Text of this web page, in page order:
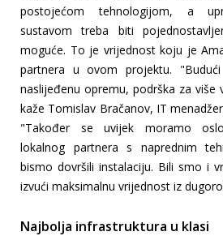
postojećom tehnologijom, a
sustavom treba biti
moguće. To je vrijednost koju je
partnera u ovom projektu.
naslijeđenu opremu, podrška za više
kaže Tomislav Bračanov, IT
"Također se uvijek moramo
lokalnog partnera s naprednim
bismo dovršili instalaciju. Bili smo i
izvući maksimalnu vrijednost iz
Najbolja infrastruktura u klasi